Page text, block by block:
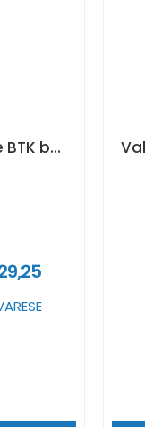
Valspray idropulitrice BTK benzina - 280 bar